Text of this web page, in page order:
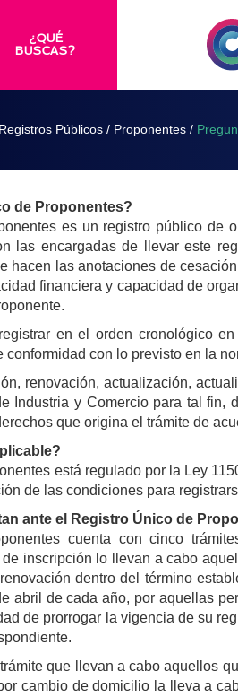
¿QUÉ
BUSCAS?
Públicos / Proponentes /
de Proponentes?
es un registro público de
las encargadas de llevar este
hacen las anotaciones de
financiera y capacidad de
en el orden cronológico
con lo previsto en la
renovación, actualización,
Industria y Comercio para tal
que origina el trámite de
está regulado por la Ley
de las condiciones para
ante el Registro Único de
cuenta con cinco
inscripción lo llevan a cabo
dentro del término
abril de cada año, por aquellas
de prorrogar la vigencia de su
que llevan a cabo aquellos
cambio de domicilio la lleva a